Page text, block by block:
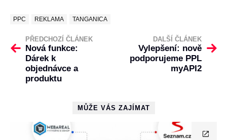
PPC REKLAMA TANGANICA
PŘEDCHOZÍ ČLÁNEK
Nová funkce:
Dárek k
objednávce a
produktu
DALŠÍ ČLÁNEK
Vylepšení: nově
podporujeme PPL
myAPI2
MŮŽE VÁS ZAJÍMAT